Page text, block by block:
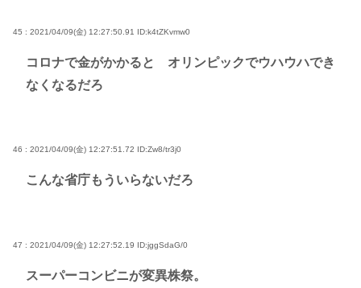
45 : 2021/04/09(金) 12:27:50.91 ID:k4tZKvmw0
コロナで金がかかると オリンピックでウハウハでき
なくなるだろ
46 : 2021/04/09(金) 12:27:51.72 ID:Zw8/tr3j0
こんな省庁もういらないだろ
47 : 2021/04/09(金) 12:27:52.19 ID:jggSdaG/0
スーパーコンビニが変異株祭。